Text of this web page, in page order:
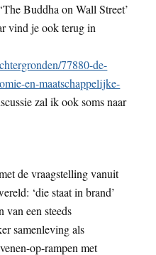
Buddha on Wall Street’
vind je ook terug in
77880-de-
en-maatschappelijke-
zal ik ook soms naar
de vraagstelling vanuit
‘die staat in brand’
een steeds
samenleving als
op-rampen met